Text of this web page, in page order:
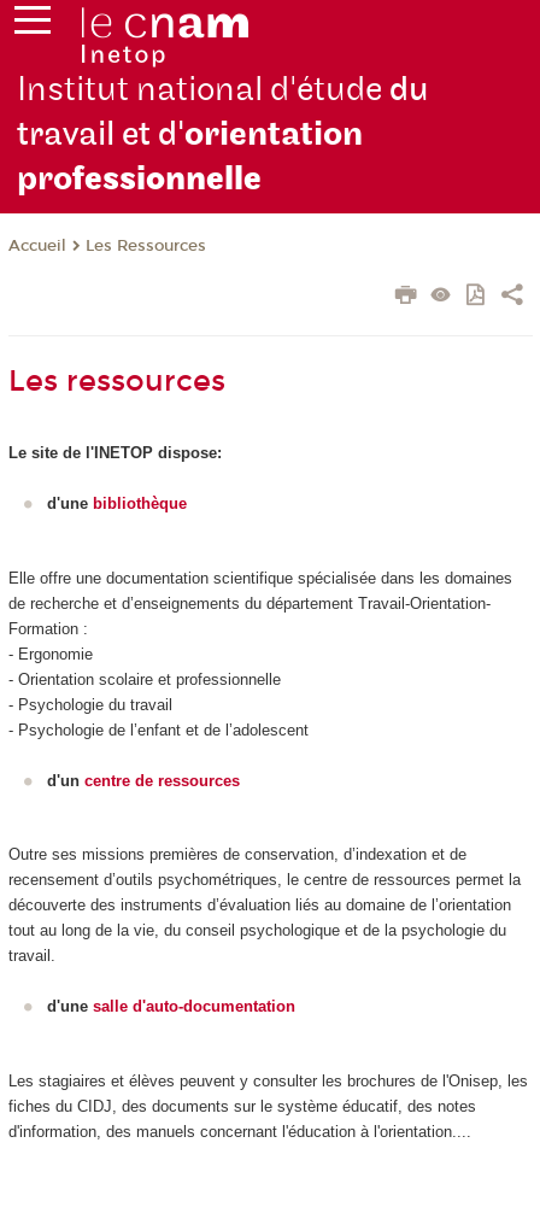
Institut national d'étude du
travail et d'orientation
professionnelle
Accueil Les Ressources
Les ressources
Le site de l'INETOP dispose:
d'une bibliothèque
Elle offre une documentation scientifique spécialisée dans les domaines
de recherche et d’enseignements du département Travail-Orientation-
Formation :
- Ergonomie
- Orientation scolaire et professionnelle
- Psychologie du travail
- Psychologie de l’enfant et de l’adolescent
d'un centre de ressources
Outre ses missions premières de conservation, d’indexation et de
recensement d’outils psychométriques, le centre de ressources permet la
découverte des instruments d’évaluation liés au domaine de l’orientation
tout au long de la vie, du conseil psychologique et de la psychologie du
travail.
d'une salle d'auto-documentation
Les stagiaires et élèves peuvent y consulter les brochures de l'Onisep, les
fiches du CIDJ, des documents sur le système éducatif, des notes
d'information, des manuels concernant l'éducation à l'orientation....